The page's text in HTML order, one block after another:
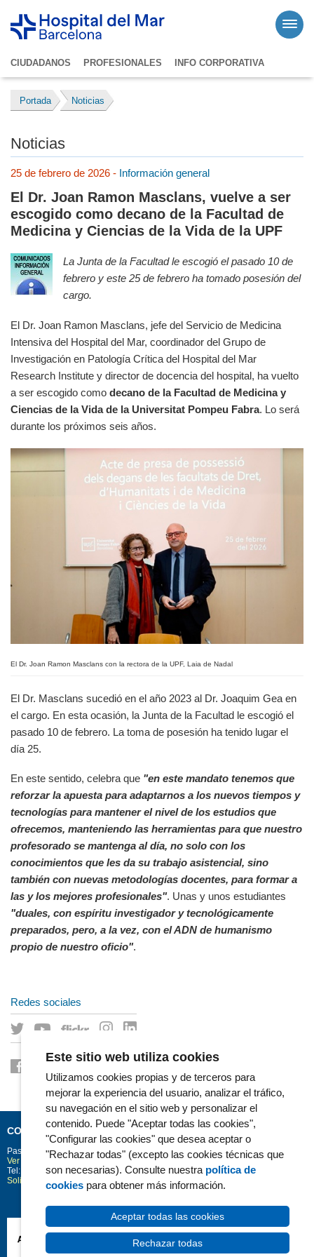
CIUDADANOS PROFESIONALES INFO CORPORATIVA
Portada Noticias
Noticias
25 de febrero de 2026 - Información general
El Dr. Joan Ramon Masclans, vuelve a ser
escogido como decano de la Facultad de
Medicina y Ciencias de la Vida de la UPF
La Junta de la Facultad le escogió el pasado 10 de
febrero y este 25 de febrero ha tomado posesión del
cargo.
El Dr. Joan Ramon Masclans, jefe del Servicio de Medicina
Intensiva del Hospital del Mar, coordinador del Grupo de
Investigación en Patología Crítica del Hospital del Mar
Research Institute y director de docencia del hospital, ha vuelto
a ser escogido como decano de la Facultad de Medicina y
Ciencias de la Vida de la Universitat Pompeu Fabra. Lo será
durante los próximos seis años.
El Dr. Joan Ramon Masclans con la rectora de la UPF, Laia de Nadal
El Dr. Masclans sucedió en el año 2023 al Dr. Joaquim Gea en
el cargo. En esta ocasión, la Junta de la Facultad le escogió el
pasado 10 de febrero. La toma de posesión ha tenido lugar el
día 25.
En este sentido, celebra que "en este mandato tenemos que
reforzar la apuesta para adaptarnos a los nuevos tiempos y
tecnologías para mantener el nivel de los estudios que
ofrecemos, manteniendo las herramientas para que nuestro
profesorado se mantenga al día, no solo con los
conocimientos que les da su trabajo asistencial, sino
también con nuevas metodologías docentes, para formar a
las y los mejores profesionales". Unas y unos estudiantes
"duales, con espíritu investigador y tecnológicamente
preparados, pero, a la vez, con el ADN de humanismo
propio de nuestro oficio".
Redes sociales
CONTACTO
Passeig Marítim 25-29 Barcelona 08003
Ver la situación en Google Maps
Tel: 93 248 30 00 · Fax: 93 248 32 54
Solicitud de información
Este sitio web utiliza cookies
Utilizamos cookies propias y de terceros para
mejorar la experiencia del usuario, analizar el tráfico,
su navegación en el sitio web y personalizar el
contenido. Puede "Aceptar todas las cookies",
"Configurar las cookies" que desea aceptar o
"Rechazar todas" (excepto las cookies técnicas que
son necesarias). Consulte nuestra política de
cookies para obtener más información.
Aceptar todas las cookies
Rechazar todas